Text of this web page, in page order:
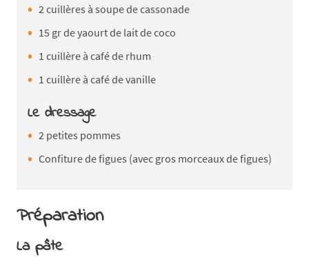
2 cuillères à soupe de cassonade
15 gr de yaourt de lait de coco
1 cuillère à café de rhum
1 cuillère à café de vanille
Le dressage
2 petites pommes
Confiture de figues (avec gros morceaux de figues)
Préparation
La pâte